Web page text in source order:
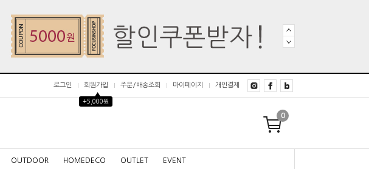
로그인 회원가입
▲
+5,000원
주문/배송조회 마이페이지 개인결제
0
OUTDOOR HOMEDECO OUTLET EVENT